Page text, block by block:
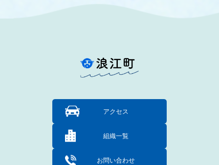
アクセス
組織一覧
お問い合わせ